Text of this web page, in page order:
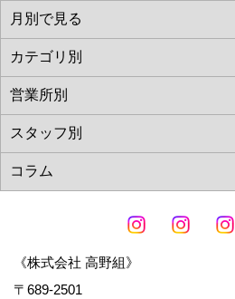
《株式会社 高野組》
〒689-2501